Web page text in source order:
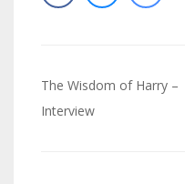
Navigation
de
The Wisdom of Harry –
Interview